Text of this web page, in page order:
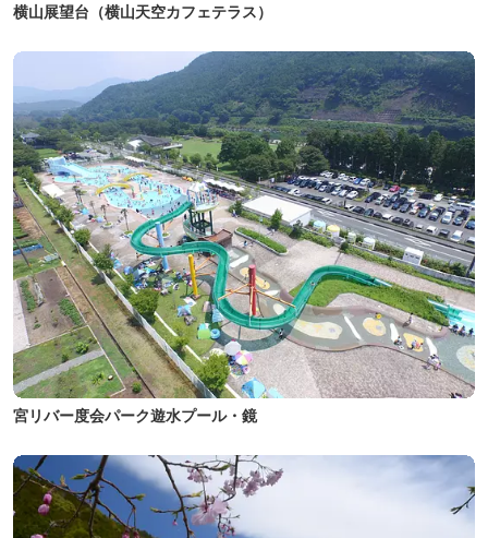
横山展望台（横山天空カフェテラス）
宮リバー度会パーク遊水プール・鏡